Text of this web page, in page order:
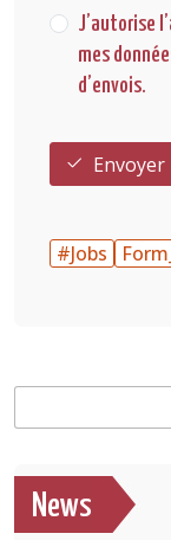
Liste d"envoi
J’autorise
mes
d’envois.
Envoyer
#Jobs
News